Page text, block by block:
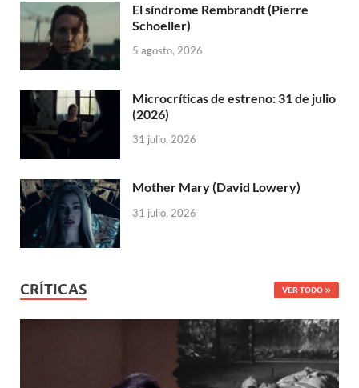
El síndrome Rembrandt (Pierre
Schoeller)
5 agosto, 2026
Microcríticas de estreno: 31 de julio
(2026)
31 julio, 2026
Mother Mary (David Lowery)
31 julio, 2026
CRÍTICAS VER TODO